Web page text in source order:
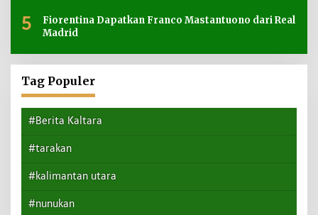
5
Fiorentina Dapatkan Franco Mastantuono dari Real
Madrid
Tag Populer
#Berita Kaltara
#tarakan
#kalimantan utara
#nunukan